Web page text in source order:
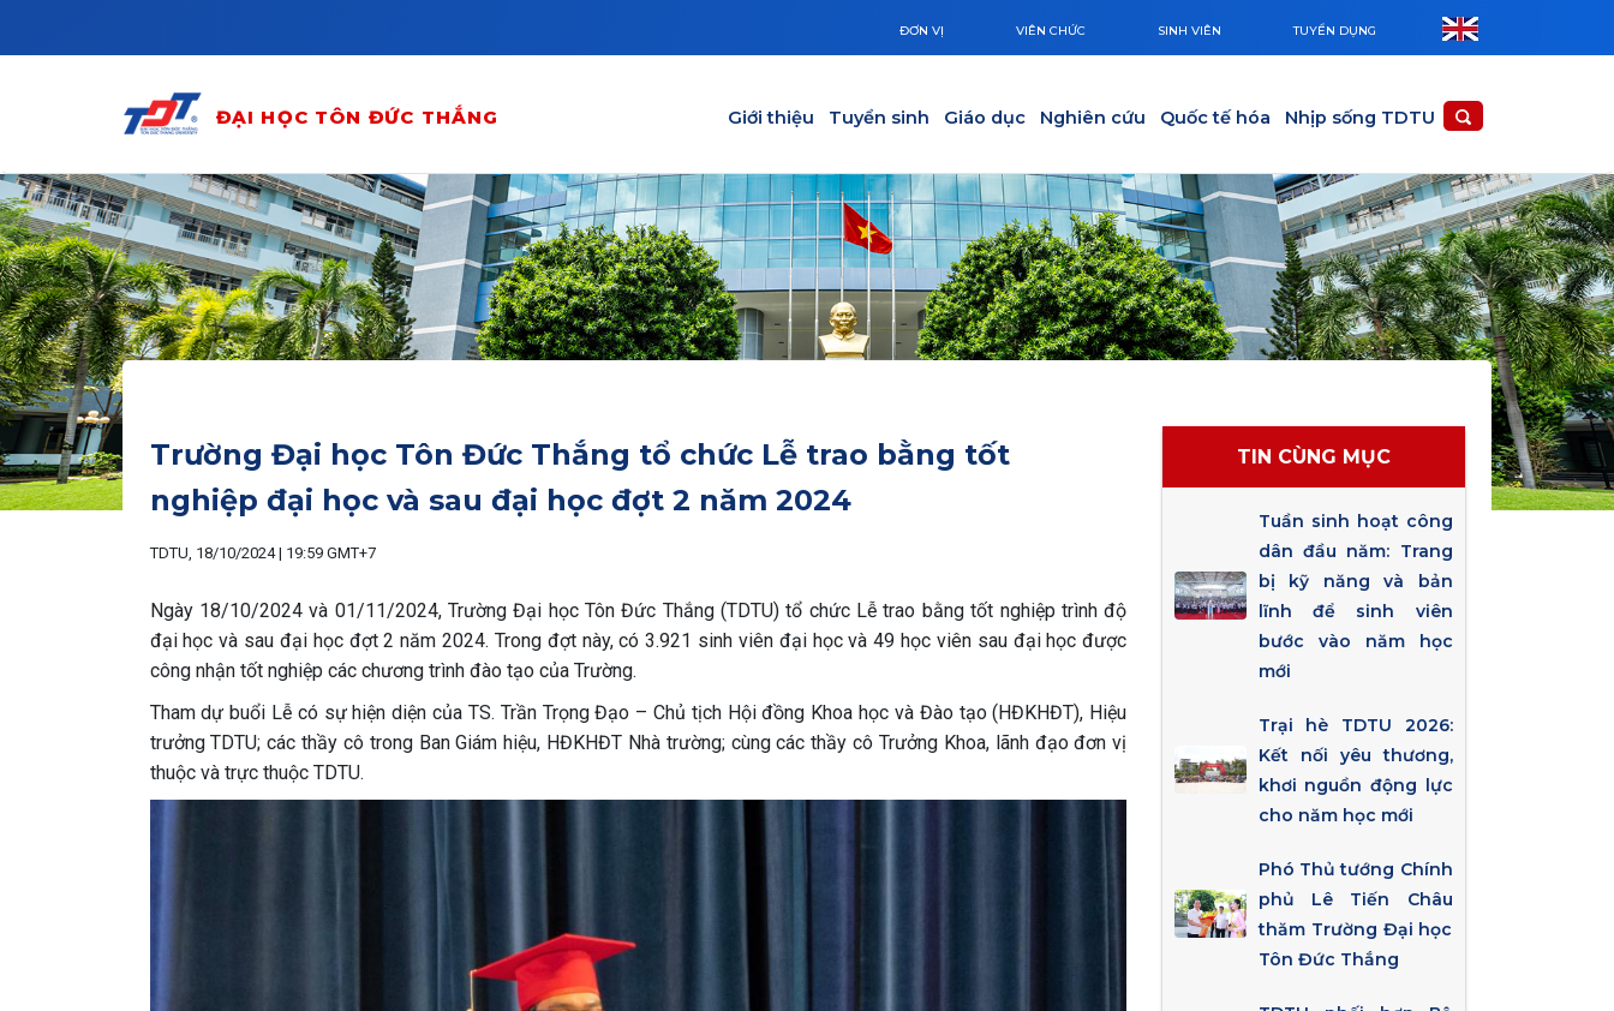
ĐƠN VỊ VIÊN CHỨC SINH VIÊN TUYỂN DỤNG
ĐẠI HỌC TÔN ĐỨC THẮNG Giới thiệu Tuyển sinh Giáo dục Nghiên cứu Quốc tế hóa Nhịp sống TDTU
Trường Đại học Tôn Đức Thắng tổ chức Lễ trao bằng tốt
nghiệp đại học và sau đại học đợt 2 năm 2024
TDTU, 18/10/2024 | 19:59 GMT+7
Ngày 18/10/2024 và 01/11/2024, Trường Đại học Tôn Đức Thắng (TDTU) tổ chức Lễ trao bằng tốt nghiệp trình độ
đại học và sau đại học đợt 2 năm 2024. Trong đợt này, có 3.921 sinh viên đại học và 49 học viên sau đại học được
công nhận tốt nghiệp các chương trình đào tạo của Trường.
Tham dự buổi Lễ có sự hiện diện của TS. Trần Trọng Đạo – Chủ tịch Hội đồng Khoa học và Đào tạo (HĐKHĐT), Hiệu
trưởng TDTU; các thầy cô trong Ban Giám hiệu, HĐKHĐT Nhà trường; cùng các thầy cô Trưởng Khoa, lãnh đạo đơn vị
thuộc và trực thuộc TDTU.
TIN CÙNG MỤC
Tuần sinh hoạt công
dân đầu năm: Trang
bị kỹ năng và bản
lĩnh để sinh viên
bước vào năm học
mới
Trại hè TDTU 2026:
Kết nối yêu thương,
khơi nguồn động lực
cho năm học mới
Phó Thủ tướng Chính
phủ Lê Tiến Châu
thăm Trường Đại học
Tôn Đức Thắng